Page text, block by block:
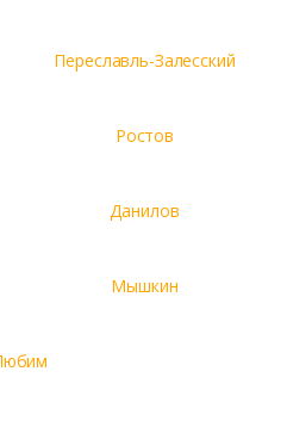
Переславль-Залесский
Ростов
Данилов
Мышкин